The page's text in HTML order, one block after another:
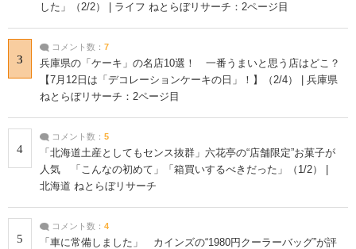
した」（2/2） | ライフ ねとらぼリサーチ：2ページ目
3
コメント数： 7
兵庫県の「ケーキ」の名店10選！ 一番うまいと思う店はどこ？
【7月12日は「デコレーションケーキの日」！】（2/4） | 兵庫県
ねとらぼリサーチ：2ページ目
4
コメント数： 5
「北海道土産としてもセンス抜群」六花亭の“店舗限定”お菓子が
人気 「こんなの初めて」「箱買いするべきだった」（1/2） |
北海道 ねとらぼリサーチ
5
コメント数： 4
「車に常備しました」 カインズの“1980円クーラーバッグ”が評